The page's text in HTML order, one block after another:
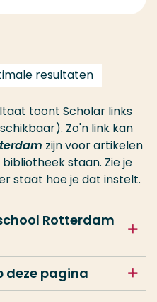
resultaten
toont Scholar links
Zo'n link kan
zijn voor artikelen
staan. Zie je
staat hoe je dat instelt.
Rotterdam
pagina